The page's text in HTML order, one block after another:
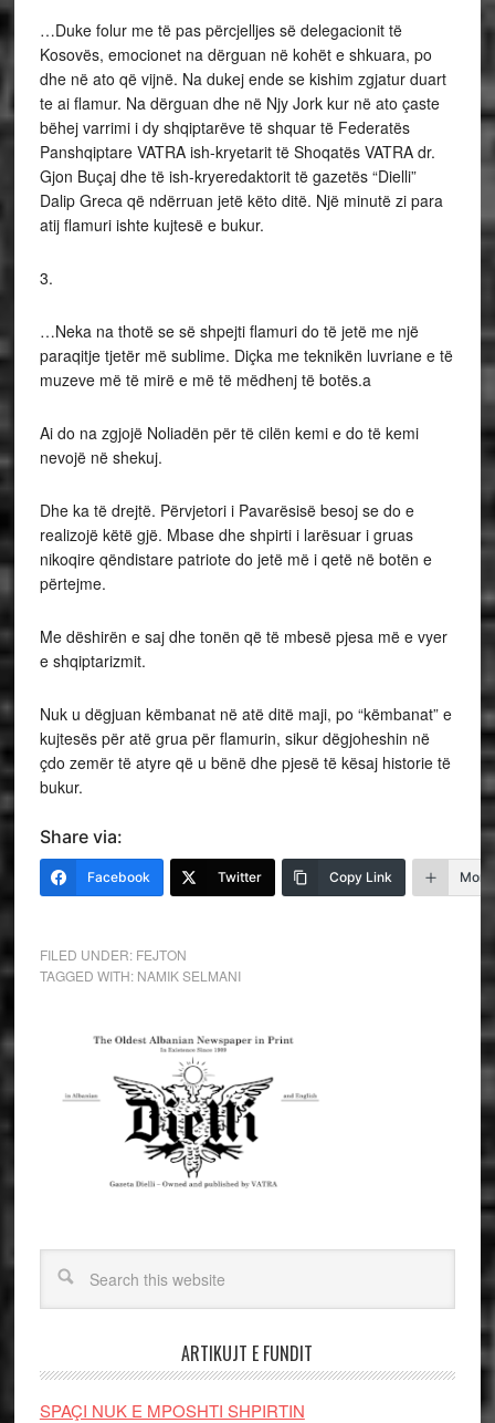
…Duke folur me të pas përcjelljes së delegacionit të
Kosovës, emocionet na dërguan në kohët e shkuara, po
dhe në ato që vijnë. Na dukej ende se kishim zgjatur duart
te ai flamur. Na dërguan dhe në Njy Jork kur në ato çaste
bëhej varrimi i dy shqiptarëve të shquar të Federatës
Panshqiptare VATRA ish-kryetarit të Shoqatës VATRA dr.
Gjon Buçaj dhe të ish-kryeredaktorit të gazetës “Dielli”
Dalip Greca që ndërruan jetë këto ditë. Një minutë zi para
atij flamuri ishte kujtesë e bukur.
3.
…Neka na thotë se së shpejti flamuri do të jetë me një
paraqitje tjetër më sublime. Diçka me teknikën luvriane e të
muzeve më të mirë e më të mëdhenj të botës.a
Ai do na zgjojë Noliadën për të cilën kemi e do të kemi
nevojë në shekuj.
Dhe ka të drejtë. Përvjetori i Pavarësisë besoj se do e
realizojë këtë gjë. Mbase dhe shpirti i larësuar i gruas
nikoqire qëndistare patriote do jetë më i qetë në botën e
përtejme.
Me dëshirën e saj dhe tonën që të mbesë pjesa më e vyer
e shqiptarizmit.
Nuk u dëgjuan këmbanat në atë ditë maji, po “këmbanat” e
kujtesës për atë grua për flamurin, sikur dëgjoheshin në
çdo zemër të atyre që u bënë dhe pjesë të kësaj historie të
bukur.
Share via:
Facebook Twitter Copy Link More
FILED UNDER: FEJTON
TAGGED WITH: NAMIK SELMANI
ARTIKUJT E FUNDIT
SPAÇI NUK E MPOSHTI SHPIRTIN